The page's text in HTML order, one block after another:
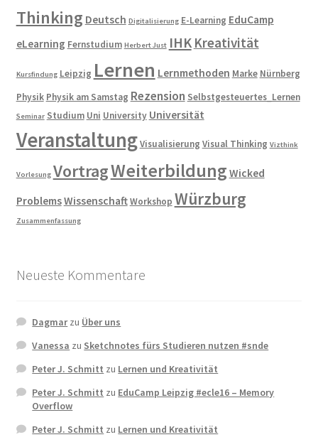
Thinking Deutsch Digitalisierung E-Learning EduCamp
eLearning Fernstudium Herbert Just IHK Kreativität
Kursfindung Leipzig Lernen Lernmethoden Marke Nürnberg
Physik Physik am Samstag Rezension Selbstgesteuertes_Lernen
Seminar Studium Uni University Universität
VeranstaltungVisualisierung Visual Thinking Vizthink
Vorlesung VortragWeiterbildung Wicked
ProblemsWissenschaftWorkshop Würzburg
Zusammenfassung
Neueste Kommentare
Dagmarzu Über uns
Vanessa zu Sketchnotes fürs Studieren nutzen #snde
Peter J. Schmitt zu Lernen und Kreativität
Peter J. Schmitt zu EduCamp Leipzig #ecle16 – Memory
Overflow
Peter J. Schmitt zu Lernen und Kreativität